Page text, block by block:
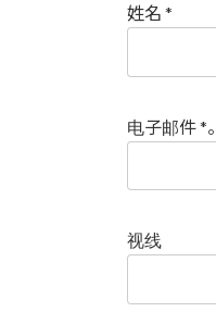
姓名 *
电子邮件*。
视线